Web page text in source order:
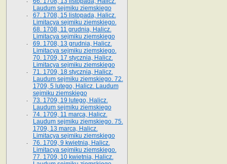
Laudum sejmiku ziemskiego
67. 1708, 15 listopada, Halicz.
Limitacya sejmiku ziemskiego.
68. 1708, 11 grudnia, Halicz.
Limitacya sejmiku ziemskiego
69. 1708, 13 grudnia, Halicz.
Limitacya sejmiku ziemskiego.
70. 1709, 17 stycznia, Halicz.
Limitacya sejmiku ziemskiego
71. 1709, 18 stycznia, Halicz.
Laudum sejmiku ziemskiego. 72.
1709, 5 lutego, Halicz. Laudum
sejmiku ziemskiego
73. 1709, 19 lutego, Halicz.
Laudum sejmiku ziemskiego
74. 1709, 11 marca, Halicz.
Laudum sejmiku ziemskiego. 75.
1709, 13 marca, Halicz.
Limitacya sejmiku ziemskiego
76. 1709, 9 kwietnia, Halicz.
Limitacya sejmiku ziemskiego.
77. 1709, 10 kwietnia, Halicz.